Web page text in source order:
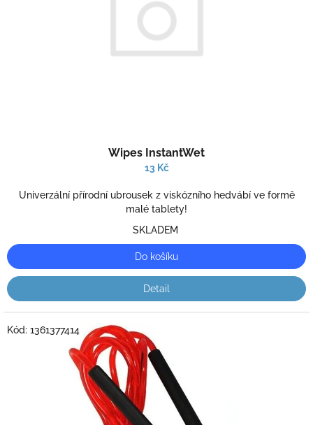
hodnocení
produktu
5,0
z
hvězdiček.
Wipes InstantWet
13 Kč
Univerzální přírodní ubrousek z viskózního hedvábí ve formě
malé tablety!
SKLADEM
Do košíku
Detail
Kód: 1361377414